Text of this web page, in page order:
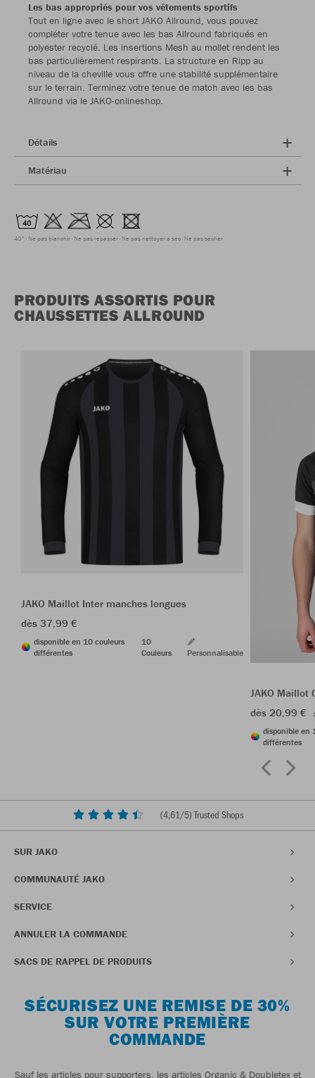
Les bas appropriés pour vos vêtements sportifs
Tout en ligne avec le short JAKO Allround, vous pouvez
compléter votre tenue avec les bas Allround fabriqués en
polyester recyclé. Les insertions Mesh au mollet rendent les
bas particulièrement respirants. La structure en Ripp au
niveau de la cheville vous offre une stabilité supplémentaire
sur le terrain. Terminez votre tenue de match avec les bas
Allround via le JAKO-onlineshop.
Détails
Matériau
40° Ne pas blanchir Ne pas repasser Ne pas nettoyer à sec Ne pas sécher
PRODUITS ASSORTIS POUR
CHAUSSETTES ALLROUND
JAKO Maillot Inter manches longues
dès 37,99 €
disponible en 10 couleurs
différentes
10
Couleurs
Personnalisable
JAKO Maillot
dès 20,99 €
disponible en
différentes
(4,61/5) Trusted Shops
SUR JAKO
COMMUNAUTÉ JAKO
SERVICE
ANNULER LA COMMANDE
SACS DE RAPPEL DE PRODUITS
SÉCURISEZ UNE REMISE DE 30%
SUR VOTRE PREMIÈRE
COMMANDE
Sauf les articles pour supporters, les articles Organic & Doubletex et